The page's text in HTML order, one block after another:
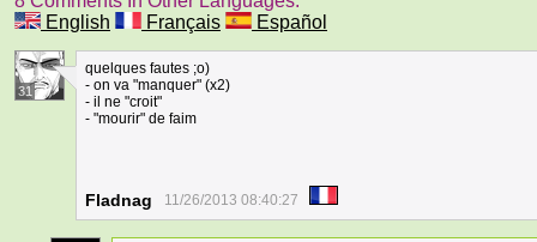
English
Français Español
31
quelques fautes ;o)
- on va "manquer" (x2)
- il ne "croit"
- "mourir" de faim
Fladnag 11/26/2013 08:40:27